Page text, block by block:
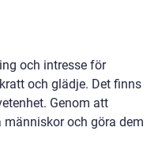
och intresse för
och glädje. Det finns
Genom att
och göra dem